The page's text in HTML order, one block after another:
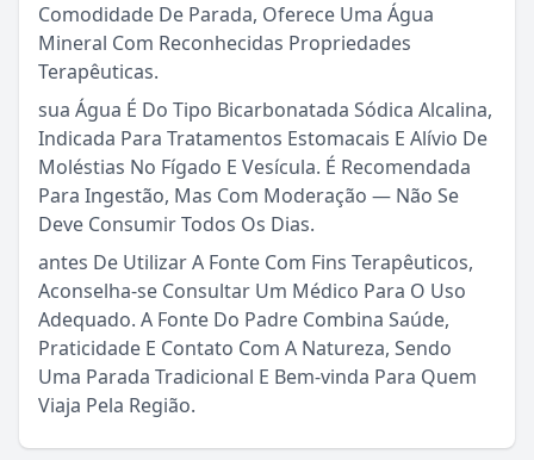
Comodidade De Parada, Oferece Uma Água
Mineral Com Reconhecidas Propriedades
Terapêuticas.
sua Água É Do Tipo Bicarbonatada Sódica Alcalina,
Indicada Para Tratamentos Estomacais E Alívio De
Moléstias No Fígado E Vesícula. É Recomendada
Para Ingestão, Mas Com Moderação — Não Se
Deve Consumir Todos Os Dias.
antes De Utilizar A Fonte Com Fins Terapêuticos,
Aconselha-se Consultar Um Médico Para O Uso
Adequado. A Fonte Do Padre Combina Saúde,
Praticidade E Contato Com A Natureza, Sendo
Uma Parada Tradicional E Bem-vinda Para Quem
Viaja Pela Região.
Sou Turista em Águas da Prata
Sou Morador